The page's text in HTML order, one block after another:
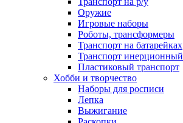
Оружие
Игровые наборы
Роботы, трансформеры
Транспорт на батарейках
Транспорт инерционный
Пластиковый транспорт
Хобби и творчество
Наборы для росписи
Лепка
Выжигание